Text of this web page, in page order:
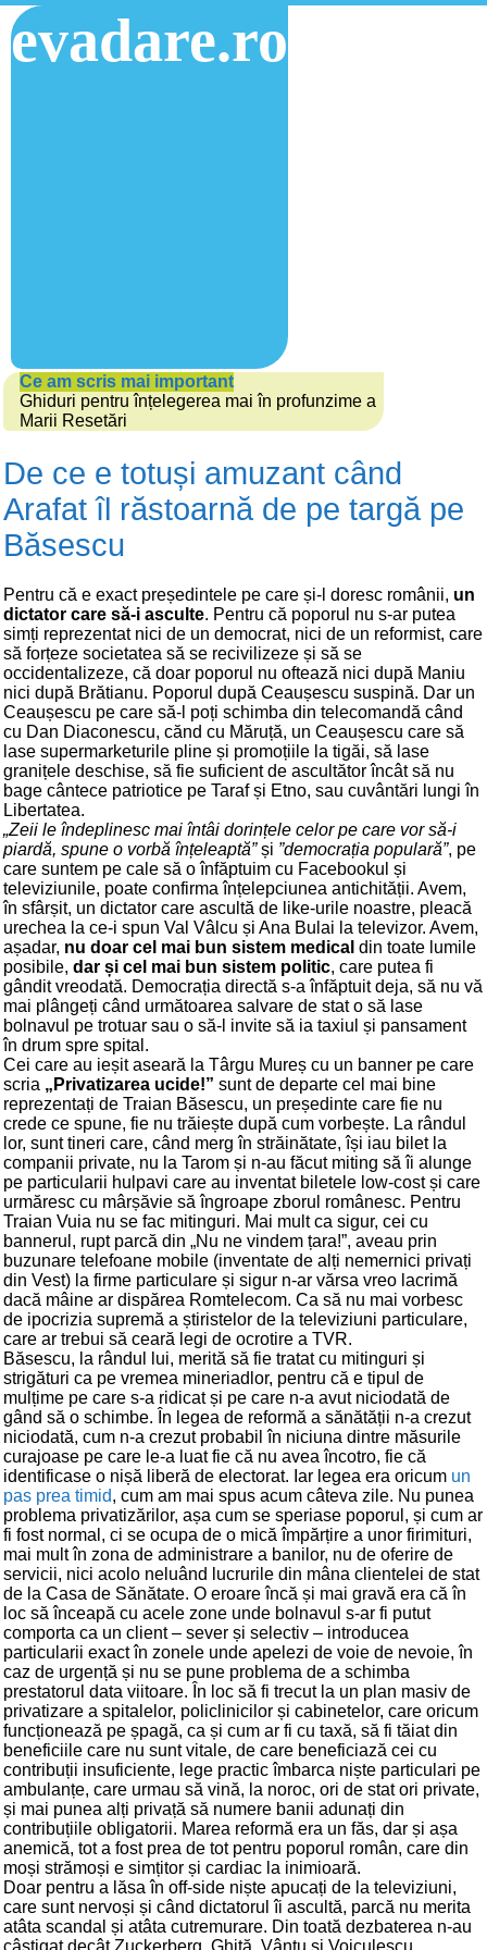
evadare.ro
Ce am scris mai important
Ghiduri pentru înțelegerea mai în profunzime a
Marii Resetări
De ce e totuși amuzant când
Arafat îl răstoarnă de pe targă pe
Băsescu
Pentru că e exact președintele pe care și-l doresc românii, un
dictator care să-i asculte. Pentru că poporul nu s-ar putea
simți reprezentat nici de un democrat, nici de un reformist, care
să forțeze societatea să se recivilizeze și să se
occidentalizeze, că doar poporul nu oftează nici după Maniu
nici după Brătianu. Poporul după Ceaușescu suspină. Dar un
Ceaușescu pe care să-l poți schimba din telecomandă când
cu Dan Diaconescu, cănd cu Măruță, un Ceaușescu care să
lase supermarketurile pline și promoțiile la tigăi, să lase
granițele deschise, să fie suficient de ascultător încât să nu
bage cântece patriotice pe Taraf și Etno, sau cuvântări lungi în
Libertatea.
„Zeii le îndeplinesc mai întâi dorințele celor pe care vor să-i
piardă, spune o vorbă înțeleaptă”și ”democrația populară”, pe
care suntem pe cale să o înfăptuim cu Facebookul și
televiziunile, poate confirma înțelepciunea antichității. Avem,
în sfârșit, un dictator care ascultă de like-urile noastre, pleacă
urechea la ce-i spun Val Vâlcu și Ana Bulai la televizor. Avem,
așadar, nu doar cel mai bun sistem medical din toate lumile
posibile, dar și cel mai bun sistem politic, care putea fi
gândit vreodată. Democrația directă s-a înfăptuit deja, să nu vă
mai plângeți când următoarea salvare de stat o să lase
bolnavul pe trotuar sau o să-l invite să ia taxiul și pansament
în drum spre spital.
Cei care au ieșit aseară la Târgu Mureș cu un banner pe care
scria „Privatizarea ucide!” sunt de departe cel mai bine
reprezentați de Traian Băsescu, un președinte care fie nu
crede ce spune, fie nu trăiește după cum vorbește. La rândul
lor, sunt tineri care, când merg în străinătate, își iau bilet la
companii private, nu la Tarom și n-au făcut miting să îi alunge
pe particularii hulpavi care au inventat biletele low-cost și care
urmăresc cu mârșăvie să îngroape zborul românesc. Pentru
Traian Vuia nu se fac mitinguri. Mai mult ca sigur, cei cu
bannerul, rupt parcă din „Nu ne vindem țara!”, aveau prin
buzunare telefoane mobile (inventate de alți nemernici privați
din Vest) la firme particulare și sigur n-ar vărsa vreo lacrimă
dacă mâine ar dispărea Romtelecom. Ca să nu mai vorbesc
de ipocrizia supremă a știristelor de la televiziuni particulare,
care ar trebui să ceară legi de ocrotire a TVR.
Băsescu, la rândul lui, merită să fie tratat cu mitinguri și
strigături ca pe vremea mineriadlor, pentru că e tipul de
mulțime pe care s-a ridicat și pe care n-a avut niciodată de
gând să o schimbe. În legea de reformă a sănătății n-a crezut
niciodată, cum n-a crezut probabil în niciuna dintre măsurile
curajoase pe care le-a luat fie că nu avea încotro, fie că
identificase o nișă liberă de electorat. Iar legea era oricum un
pas prea timid, cum am mai spus acum câteva zile. Nu punea
problema privatizărilor, așa cum se speriase poporul, și cum ar
fi fost normal, ci se ocupa de o mică împărțire a unor firimituri,
mai mult în zona de administrare a banilor, nu de oferire de
servicii, nici acolo neluând lucrurile din mâna clientelei de stat
de la Casa de Sănătate. O eroare încă și mai gravă era că în
loc să înceapă cu acele zone unde bolnavul s-ar fi putut
comporta ca un client – sever și selectiv – introducea
particularii exact în zonele unde apelezi de voie de nevoie, în
caz de urgență și nu se pune problema de a schimba
prestatorul data viitoare. În loc să fi trecut la un plan masiv de
privatizare a spitalelor, policlinicilor și cabinetelor, care oricum
funcționează pe șpagă, ca și cum ar fi cu taxă, să fi tăiat din
beneficiile care nu sunt vitale, de care beneficiază cei cu
contribuții insuficiente, lege practic îmbarca niște particulari pe
ambulanțe, care urmau să vină, la noroc, ori de stat ori private,
și mai punea alți privață să numere banii adunați din
contribuțiile obligatorii. Marea reformă era un făs, dar și așa
anemică, tot a fost prea de tot pentru poporul român, care din
moși strămoși e simțitor și cardiac la inimioară.
Doar pentru a lăsa în off-side niște apucați de la televiziuni,
care sunt nervoși și când dictatorul îi ascultă, parcă nu merita
atâta scandal și atâta cutremurare. Din toată dezbaterea n-au
câștigat decât Zuckerberg, Ghiță, Vântu și Voiculescu.